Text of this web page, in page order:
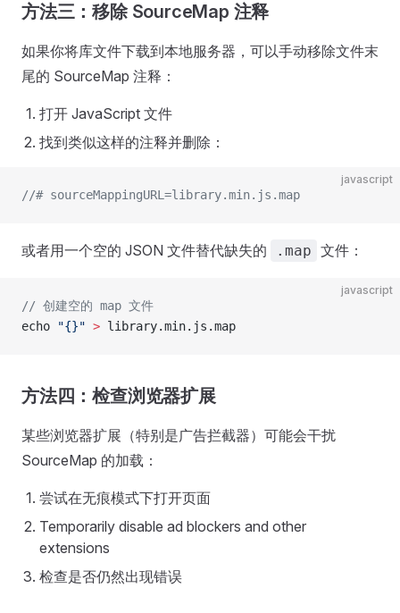
方法三：移除 SourceMap 注释
如果你将库文件下载到本地服务器，可以手动移除文件末
尾的 SourceMap 注释：
打开 JavaScript 文件
找到类似这样的注释并删除：
javascript
//# sourceMappingURL=library.min.js.map
或者用一个空的 JSON 文件替代缺失的 .map 文件：
javascript
// 创建空的 map 文件
echo
"{}" > library.min.js.map
方法四：检查浏览器扩展
某些浏览器扩展（特别是广告拦截器）可能会干扰
SourceMap 的加载：
尝试在无痕模式下打开页面
Temporarily disable ad blockers and other
extensions
检查是否仍然出现错误